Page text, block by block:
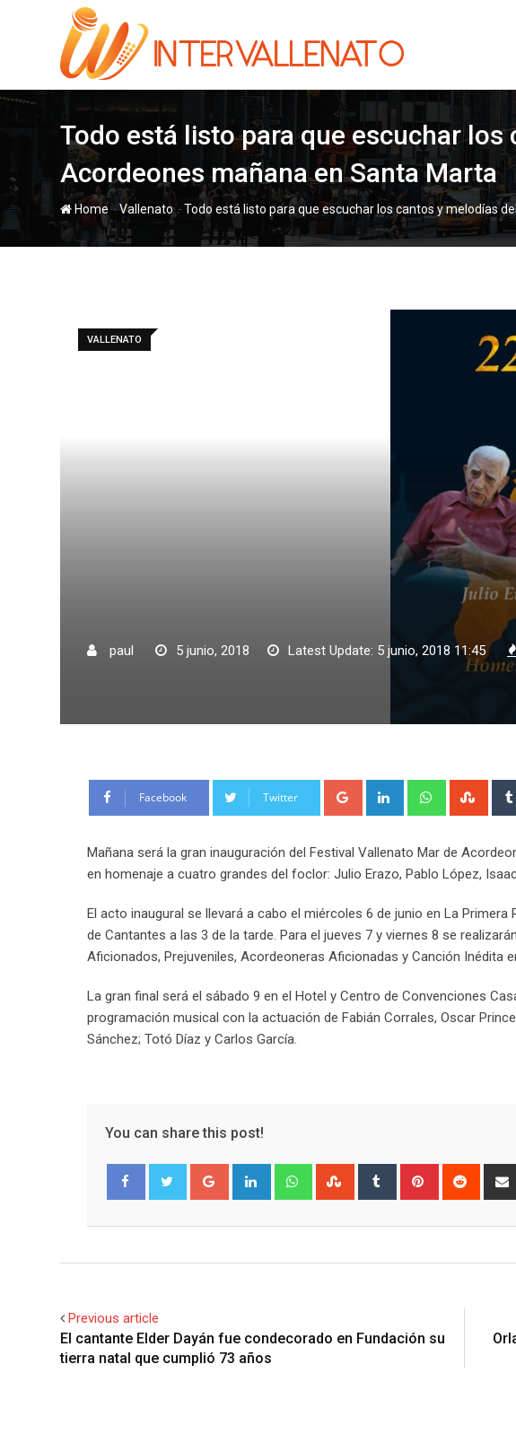
Todo está listo para que escuchar
Acordeones mañana en Santa Marta
Home-Vallenato-Todo está listo para que escuchar los cantos y melodías
VALLENATO
paul 5 junio, 2018 Latest Update: 5 junio, 2018 11:45
Facebook Twitter Google+ LinkedIn Whatsapp
Mañana será la gran inauguración del Festival Vallenato Mar de
en homenaje a cuatro grandes del foclor: Julio Erazo, Pablo López,
El acto inaugural se llevará a cabo el miércoles 6 de junio en La
de Cantantes a las 3 de la tarde. Para el jueves 7 y viernes 8 se
Aficionados, Prejuveniles, Acordeoneras Aficionadas y Canción Inédita
La gran final será el sábado 9 en el Hotel y Centro de Convenciones
programación musical con la actuación de Fabián Corrales, Oscar
Sánchez; Totó Díaz y Carlos García.
You can share this post!
Google+ LinkedIn WhatsappStumbleUpon
Tumblr Pinterest Reddit
Previous article
El cantante Elder Dayán fue condecorado en Fundación su
tierra natal que cumplió 73 años